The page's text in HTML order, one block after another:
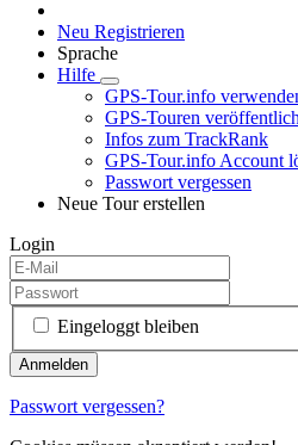
Neu Registrieren
Sprache
Hilfe
GPS-Tour.info
GPS-Touren
Infos zum TrackRank
GPS-Tour.info Account
Passwort vergessen
Neue Tour erstellen
Login
Eingeloggt bleiben
Passwort vergessen?